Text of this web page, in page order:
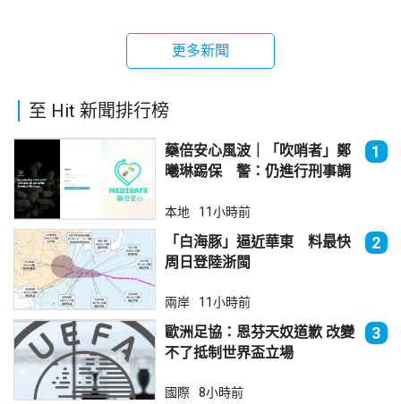
更多新聞
至 Hit 新聞排行榜
藥倍安心風波｜「吹哨者」鄭
曦琳踢保 警：仍進行刑事調
1
本地 11小時前
「白海豚」逼近華東 料最快
周日登陸浙閩
2
兩岸 11小時前
歐洲足協：恩芬天奴道歉 改變
不了抵制世界盃立場
3
國際 8小時前